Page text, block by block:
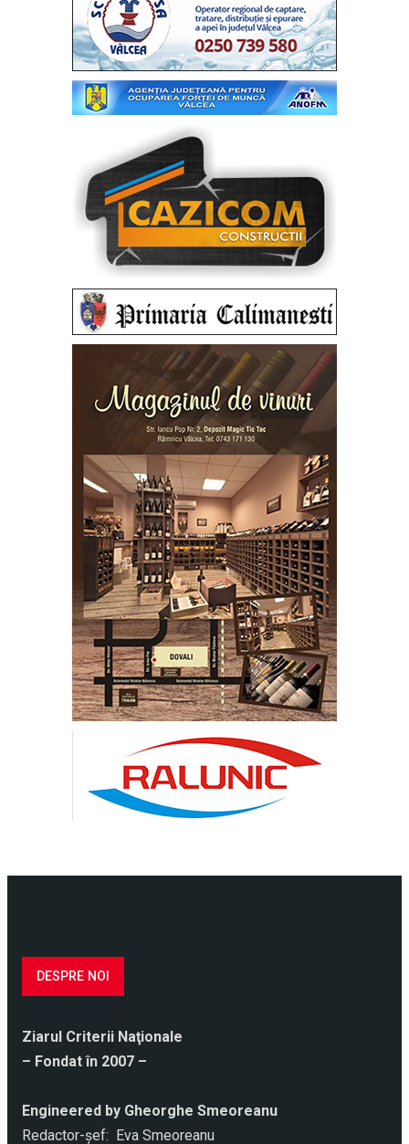
DESPRE NOI
Ziarul Criterii Naţionale
– Fondat în 2007 –
Engineered by Gheorghe Smeoreanu
Redactor-şef: Eva Smeoreanu